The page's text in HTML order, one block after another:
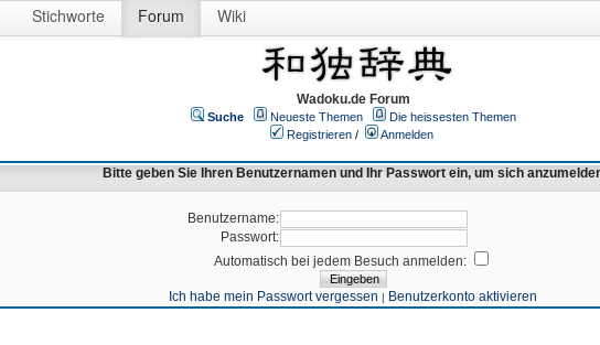
Stichworte Forum Wiki
Wadoku.de Forum
Suche Neueste Themen
Die heissesten Themen
Registrieren /
Anmelden
Bitte geben Sie Ihren Benutzernamen und Ihr Passwort ein, um sich
Benutzername:
Passwort:
Automatisch bei jedem Besuch anmelden:
Ich habe mein Passwort vergessen | Benutzerkonto aktivieren